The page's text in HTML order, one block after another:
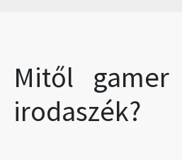
Mitől
irodaszék?